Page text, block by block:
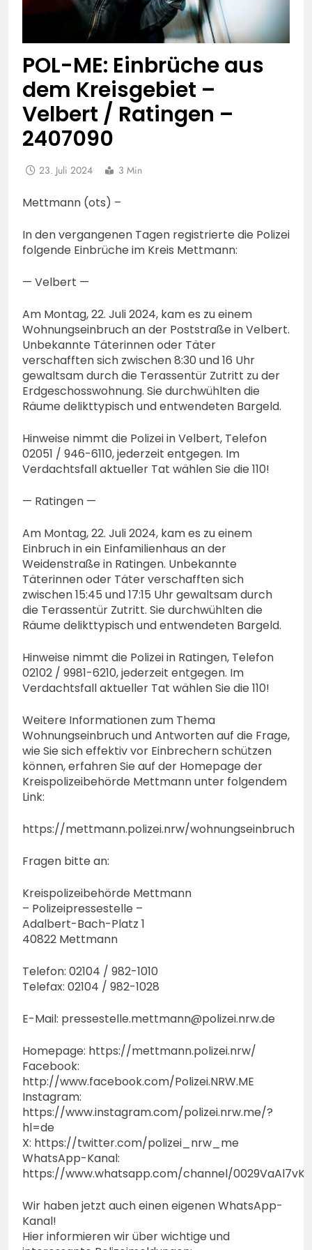
POL-ME: Einbrüche aus
dem Kreisgebiet –
Velbert / Ratingen –
2407090
23. Juli 2024 3 Min
Mettmann (ots) –
In den vergangenen Tagen registrierte die Polizei
folgende Einbrüche im Kreis Mettmann:
— Velbert —
Am Montag, 22. Juli 2024, kam es zu einem
Wohnungseinbruch an der Poststraße in Velbert.
Unbekannte Täterinnen oder Täter
verschafften sich zwischen 8:30 und 16 Uhr
gewaltsam durch die Terassentür Zutritt zu der
Erdgeschosswohnung. Sie durchwühlten die
Räume delikttypisch und entwendeten Bargeld.
Hinweise nimmt die Polizei in Velbert, Telefon
02051 / 946-6110, jederzeit entgegen. Im
Verdachtsfall aktueller Tat wählen Sie die 110!
— Ratingen —
Am Montag, 22. Juli 2024, kam es zu einem
Einbruch in ein Einfamilienhaus an der
Weidenstraße in Ratingen. Unbekannte
Täterinnen oder Täter verschafften sich
zwischen 15:45 und 17:15 Uhr gewaltsam durch
die Terassentür Zutritt. Sie durchwühlten die
Räume delikttypisch und entwendeten Bargeld.
Hinweise nimmt die Polizei in Ratingen, Telefon
02102 / 9981-6210, jederzeit entgegen. Im
Verdachtsfall aktueller Tat wählen Sie die 110!
Weitere Informationen zum Thema
Wohnungseinbruch und Antworten auf die Frage,
wie Sie sich effektiv vor Einbrechern schützen
können, erfahren Sie auf der Homepage der
Kreispolizeibehörde Mettmann unter folgendem
Link:
https://mettmann.polizei.nrw/wohnungseinbruch
Fragen bitte an:
Kreispolizeibehörde Mettmann
– Polizeipressestelle –
Adalbert-Bach-Platz 1
40822 Mettmann
Telefon: 02104 / 982-1010
Telefax: 02104 / 982-1028
E-Mail: pressestelle.mettmann@polizei.nrw.de
Homepage: https://mettmann.polizei.nrw/
Facebook:
http://www.facebook.com/Polizei.NRW.ME
Instagram:
https://www.instagram.com/polizei.nrw.me/?
hl=de
X: https://twitter.com/polizei_nrw_me
WhatsApp-Kanal:
https://www.whatsapp.com/channel/
Wir haben jetzt auch einen eigenen WhatsApp-
Kanal!
Hier informieren wir über wichtige und